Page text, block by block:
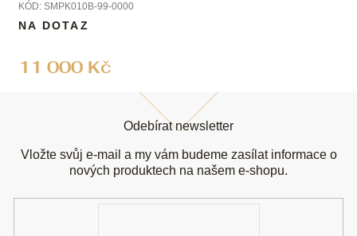
KÓD: SMPK010B-99-0000
11 000 Kč
NA DOTAZ
Odebírat newsletter
Vložte svůj e-mail a my vám budeme zasílat informace o
nových produktech na našem e-shopu.